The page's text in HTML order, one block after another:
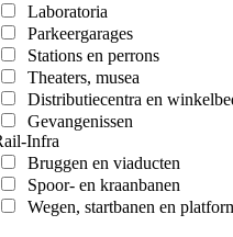
Laboratoria
Parkeergarages
Stations en perrons
Theaters, musea
Distributiecentra en
Gevangenissen
Infra
Bruggen en viaducten
Spoor- en kraanbanen
Wegen, startbanen en